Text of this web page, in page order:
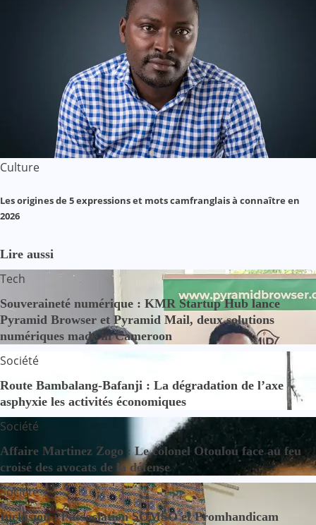
Culture
Les origines de 5 expressions et mots camfranglais à connaître en
2026
Lire aussi
Tech
Souveraineté numérique : KMR Startup Hub lance
Pyramid Browser et Pyramid Mail, deux solutions
numériques made in Cameroon
Société
Route Bambalang-Bafanji : La dégradation de l’axe
asphyxie les activités économiques
Société
Affaire Martinez Zogo : Le colonel Otoulou face au feu
croisé des avocats de la défense
Société
Inclusion : l’association SOMSO et Promhandicam